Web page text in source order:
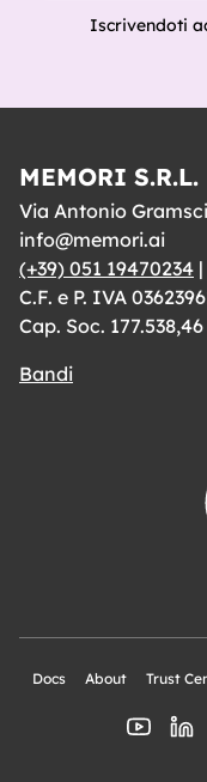
Iscrivendoti
MEMORI S.R.L.
Via Antonio
info@memori.ai
(+39) 051 19470234 |
C.F. e P. IVA
Cap. Soc.
Bandi
Docs About Trust